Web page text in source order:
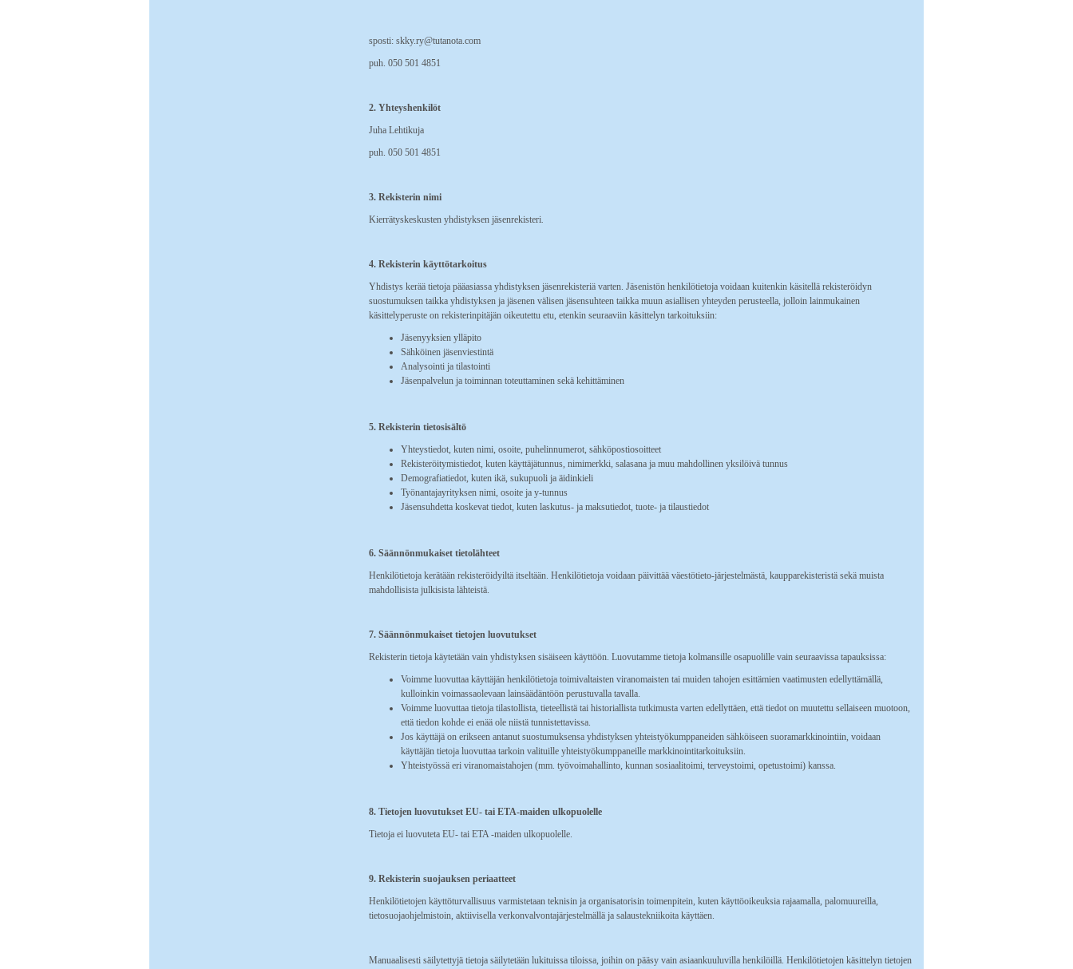
sposti: skky.ry@tutanota.com
puh. 050 501 4851
2. Yhteyshenkilöt
Juha Lehtikuja
puh. 050 501 4851
3. Rekisterin nimi
Kierrätyskeskusten yhdistyksen jäsenrekisteri.
4. Rekisterin käyttötarkoitus
Yhdistys kerää tietoja pääasiassa yhdistyksen jäsenrekisteriä varten. Jäsenistön henkilötietoja voidaan kuitenkin käsitellä rekisteröidyn
suostumuksen taikka yhdistyksen ja jäsenen välisen jäsensuhteen taikka muun asiallisen yhteyden perusteella, jolloin lainmukainen
käsittelyperuste on rekisterinpitäjän oikeutettu etu, etenkin seuraaviin käsittelyn tarkoituksiin:
Jäsenyyksien ylläpito
Sähköinen jäsenviestintä
Analysointi ja tilastointi
Jäsenpalvelun ja toiminnan toteuttaminen sekä kehittäminen
5. Rekisterin tietosisältö
Yhteystiedot, kuten nimi, osoite, puhelinnumerot, sähköpostiosoitteet
Rekisteröitymistiedot, kuten käyttäjätunnus, nimimerkki, salasana ja muu mahdollinen yksilöivä tunnus
Demografiatiedot, kuten ikä, sukupuoli ja äidinkieli
Työnantajayrityksen nimi, osoite ja y-tunnus
Jäsensuhdetta koskevat tiedot, kuten laskutus- ja maksutiedot, tuote- ja tilaustiedot
6. Säännönmukaiset tietolähteet
Henkilötietoja kerätään rekisteröidyiltä itseltään. Henkilötietoja voidaan päivittää väestötieto-järjestelmästä, kaupparekisteristä sekä muista
mahdollisista julkisista lähteistä.
7. Säännönmukaiset tietojen luovutukset
Rekisterin tietoja käytetään vain yhdistyksen sisäiseen käyttöön. Luovutamme tietoja kolmansille osapuolille vain seuraavissa tapauksissa:
Voimme luovuttaa käyttäjän henkilötietoja toimivaltaisten viranomaisten tai muiden tahojen esittämien vaatimusten edellyttämällä,
kulloinkin voimassaolevaan lainsäädäntöön perustuvalla tavalla.
Voimme luovuttaa tietoja tilastollista, tieteellistä tai historiallista tutkimusta varten edellyttäen, että tiedot on muutettu sellaiseen muotoon,
että tiedon kohde ei enää ole niistä tunnistettavissa.
Jos käyttäjä on erikseen antanut suostumuksensa yhdistyksen yhteistyökumppaneiden sähköiseen suoramarkkinointiin, voidaan
käyttäjän tietoja luovuttaa tarkoin valituille yhteistyökumppaneille markkinointitarkoituksiin.
Yhteistyössä eri viranomaistahojen (mm. työvoimahallinto, kunnan sosiaalitoimi, terveystoimi, opetustoimi) kanssa.
8. Tietojen luovutukset EU- tai ETA-maiden ulkopuolelle
Tietoja ei luovuteta EU- tai ETA -maiden ulkopuolelle.
9. Rekisterin suojauksen periaatteet
Henkilötietojen käyttöturvallisuus varmistetaan teknisin ja organisatorisin toimenpitein, kuten käyttöoikeuksia rajaamalla, palomuureilla,
tietosuojaohjelmistoin, aktiivisella verkonvalvontajärjestelmällä ja salaustekniikoita käyttäen.
Manuaalisesti säilytettyjä tietoja säilytetään lukituissa tiloissa, joihin on pääsy vain asiaankuuluvilla henkilöillä. Henkilötietojen käsittelyn tietojen